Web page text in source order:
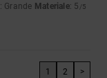
: Grande Materiale: 5 /5
1 2 >